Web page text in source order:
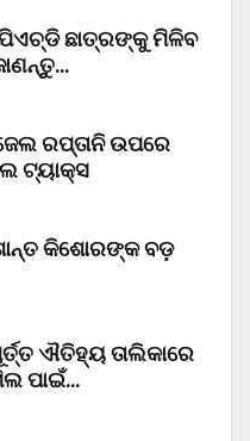
ଛାତ୍ରଙ୍କୁ ମିଳିବ
ରପ୍ତାନି ଉପରେ
ଟ୍ୟାକ୍ସ
କିଶୋରଙ୍କ ବଡ଼
ଐତିହ୍ୟ ତାଲିକାରେ
ପାଇଁ…